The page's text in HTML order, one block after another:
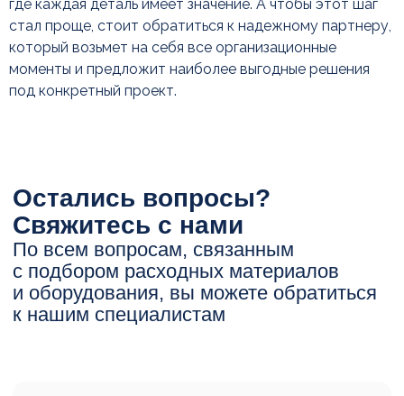
где каждая деталь имеет значение. А чтобы этот шаг
стал проще, стоит обратиться к надежному партнеру,
который возьмет на себя все организационные
моменты и предложит наиболее выгодные решения
под конкретный проект.